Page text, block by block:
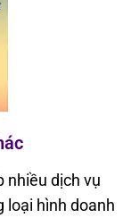
nhiều dịch vụ
loại hình doanh